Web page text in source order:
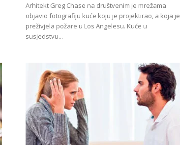
Arhitekt Greg Chase na društvenim je mrežama
objavio fotografiju kuće koju je projektirao, a koja je
preživjela požare u Los Angelesu. Kuće u
susjedstvu...